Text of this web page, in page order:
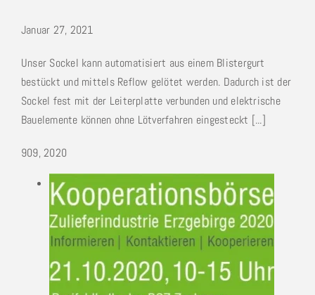
Januar 27, 2021
Unser Sockel kann automatisiert aus einem Blistergurt
bestückt und mittels Reflow gelötet werden. Dadurch ist der
Sockel fest mit der Leiterplatte verbunden und elektrische
Bauelemente können ohne Lötverfahren eingesteckt [...]
909, 2020